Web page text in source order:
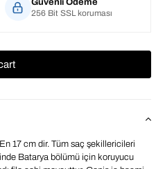
Güvenli Ödeme
256 Bit SSL koruması
17 cm dir. Tüm saç şekillericileri
Batarya bölümü için koruyucu